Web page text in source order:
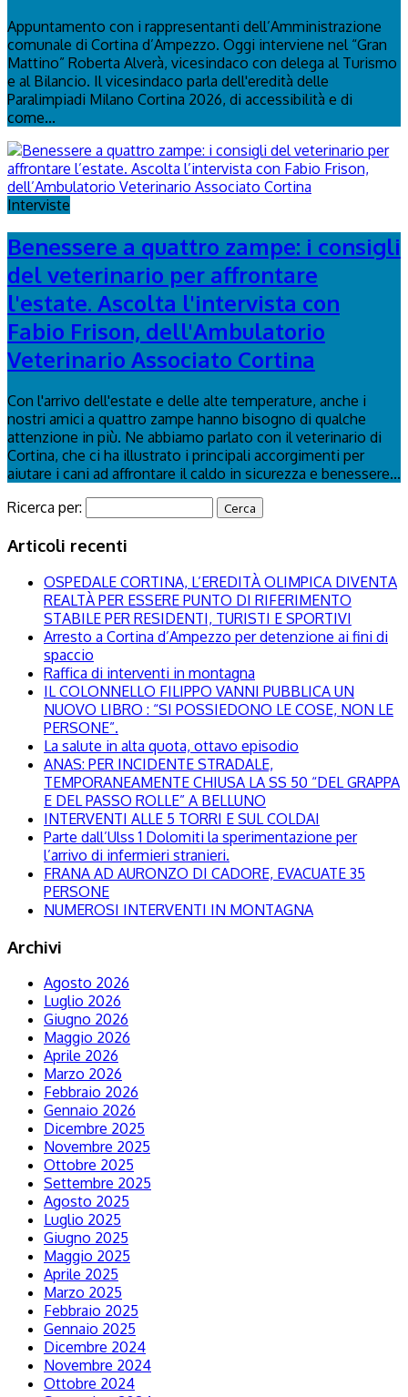
Appuntamento con i rappresentanti dell’Amministrazione
comunale di Cortina d’Ampezzo. Oggi interviene nel “Gran
Mattino” Roberta Alverà, vicesindaco con delega al Turismo
e al Bilancio. Il vicesindaco parla dell'eredità delle
Paralimpiadi Milano Cortina 2026, di accessibilità e di
come...
Interviste
Benessere a quattro zampe: i consigli
del veterinario per affrontare
l'estate. Ascolta l'intervista con
Fabio Frison, dell'Ambulatorio
Veterinario Associato Cortina
Con l'arrivo dell'estate e delle alte temperature, anche i
nostri amici a quattro zampe hanno bisogno di qualche
attenzione in più. Ne abbiamo parlato con il veterinario di
Cortina, che ci ha illustrato i principali accorgimenti per
aiutare i cani ad affrontare il caldo in sicurezza e benessere...
Ricerca per:
Articoli recenti
OSPEDALE CORTINA, L’EREDITÀ OLIMPICA DIVENTA
REALTÀ PER ESSERE PUNTO DI RIFERIMENTO
STABILE PER RESIDENTI, TURISTI E SPORTIVI
Arresto a Cortina d’Ampezzo per detenzione ai fini di
spaccio
Raffica di interventi in montagna
IL COLONNELLO FILIPPO VANNI PUBBLICA UN
NUOVO LIBRO : “SI POSSIEDONO LE COSE, NON LE
PERSONE”.
La salute in alta quota, ottavo episodio
ANAS: PER INCIDENTE STRADALE,
TEMPORANEAMENTE CHIUSA LA SS 50 “DEL GRAPPA
E DEL PASSO ROLLE” A BELLUNO
INTERVENTI ALLE 5 TORRI E SUL COLDAI
Parte dall’Ulss 1 Dolomiti la sperimentazione per
l’arrivo di infermieri stranieri.
FRANA AD AURONZO DI CADORE, EVACUATE 35
PERSONE
NUMEROSI INTERVENTI IN MONTAGNA
Archivi
Agosto 2026
Luglio 2026
Giugno 2026
Maggio 2026
Aprile 2026
Marzo 2026
Febbraio 2026
Gennaio 2026
Dicembre 2025
Novembre 2025
Ottobre 2025
Settembre 2025
Agosto 2025
Luglio 2025
Giugno 2025
Maggio 2025
Aprile 2025
Marzo 2025
Febbraio 2025
Gennaio 2025
Dicembre 2024
Novembre 2024
Ottobre 2024